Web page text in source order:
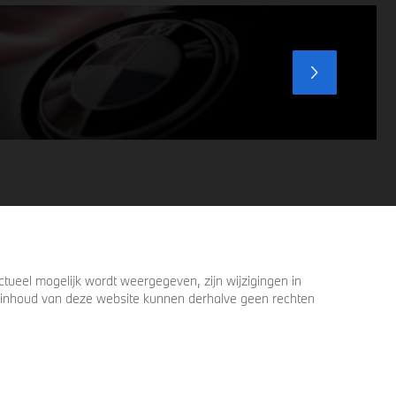
voordat u verder loopt.
mogelijk wordt weergegeven, zijn wijzigingen in
van deze website kunnen derhalve geen rechten